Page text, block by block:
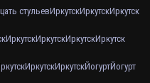
стульевИркутскИркутскИркутск
ИркутскИркутскИркутскИркутск
ИркутскИркутскЙогуртЙогурт